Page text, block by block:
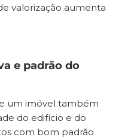
valorização aumenta
e padrão do
um imóvel também
do edifício e do
com bom padrão